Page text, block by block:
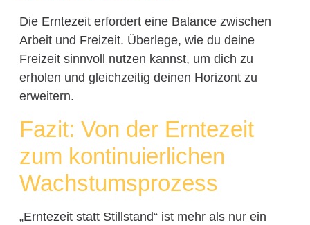
Die Erntezeit erfordert eine Balance zwischen
Arbeit und Freizeit. Überlege, wie du deine
Freizeit sinnvoll nutzen kannst, um dich zu
erholen und gleichzeitig deinen Horizont zu
erweitern.
Fazit: Von der Erntezeit
zum kontinuierlichen
Wachstumsprozess
„Erntezeit statt Stillstand“ ist mehr als nur ein